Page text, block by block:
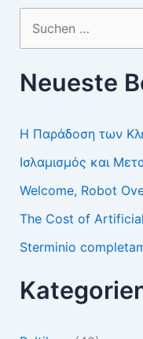
Suchen
nach:
Neueste
Η Παράδοση των
Ισλαμισμός και
Welcome, Robot
The Cost of
Sterminio